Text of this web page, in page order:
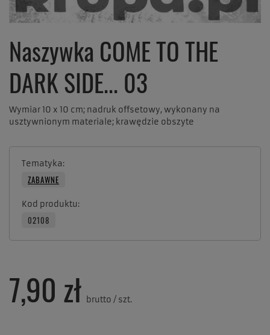
Naszywka COME TO THE
DARK SIDE... 03
Wymiar 10 x 10 cm; nadruk offsetowy, wykonany na
usztywnionym materiale; krawędzie obszyte
Tematyka
ZABAWNE
Kod produktu
02108
7,90 zł brutto / szt.